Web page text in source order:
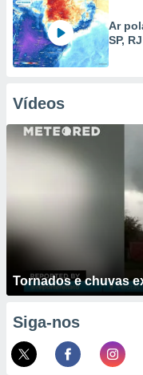
Ar
SP,
Vídeos
Tornados e chuvas
Siga-nos